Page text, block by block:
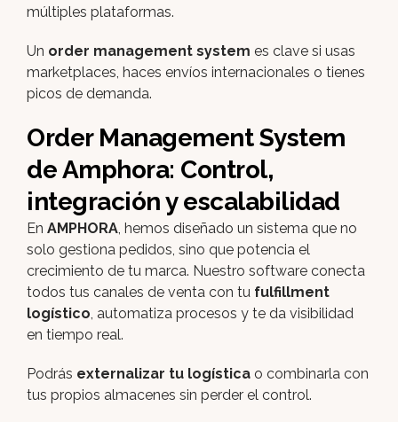
múltiples plataformas.
Un order management system es clave si usas
marketplaces, haces envíos internacionales o tienes
picos de demanda.
Order Management System
de Amphora: Control,
integración y escalabilidad
En AMPHORA , hemos diseñado un sistema que no
solo gestiona pedidos, sino que potencia el
crecimiento de tu marca. Nuestro software conecta
todos tus canales de venta con tu fulfillment
logístico , automatiza procesos y te da visibilidad
en tiempo real.
Podrás externalizar tu logística o combinarla con
tus propios almacenes sin perder el control.